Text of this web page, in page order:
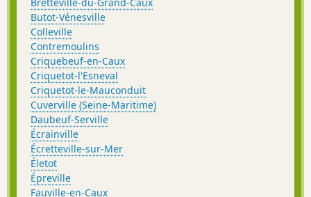
Butot-Vénesville
Colleville
Contremoulins
Criquebeuf-en-Caux
Criquetot-l'Esneval
Criquetot-le-Mauconduit
Cuverville (Seine-Maritime)
Daubeuf-Serville
Écrainville
Écretteville-sur-Mer
Életot
Épreville
Fauville-en-Caux